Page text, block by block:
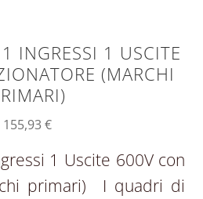
INGRESSI 1 USCITE
(MARCHI
155,93€
1 Uscite 600V con
primari) I quadri di